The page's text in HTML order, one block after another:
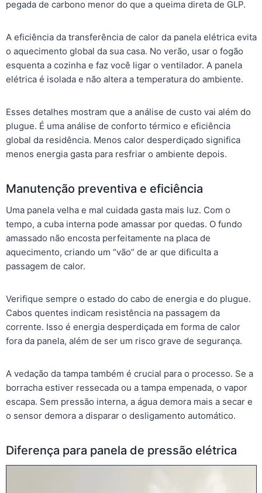
pegada de carbono menor do que a queima direta de GLP.
A eficiência da transferência de calor da panela elétrica evita
o aquecimento global da sua casa. No verão, usar o fogão
esquenta a cozinha e faz você ligar o ventilador. A panela
elétrica é isolada e não altera a temperatura do ambiente.
Esses detalhes mostram que a análise de custo vai além do
plugue. É uma análise de conforto térmico e eficiência
global da residência. Menos calor desperdiçado significa
menos energia gasta para resfriar o ambiente depois.
Manutenção preventiva e eficiência
Uma panela velha e mal cuidada gasta mais luz. Com o
tempo, a cuba interna pode amassar por quedas. O fundo
amassado não encosta perfeitamente na placa de
aquecimento, criando um “vão” de ar que dificulta a
passagem de calor.
Verifique sempre o estado do cabo de energia e do plugue.
Cabos quentes indicam resistência na passagem da
corrente. Isso é energia desperdiçada em forma de calor
fora da panela, além de ser um risco grave de segurança.
A vedação da tampa também é crucial para o processo. Se a
borracha estiver ressecada ou a tampa empenada, o vapor
escapa. Sem pressão interna, a água demora mais a secar e
o sensor demora a disparar o desligamento automático.
Diferença para panela de pressão elétrica